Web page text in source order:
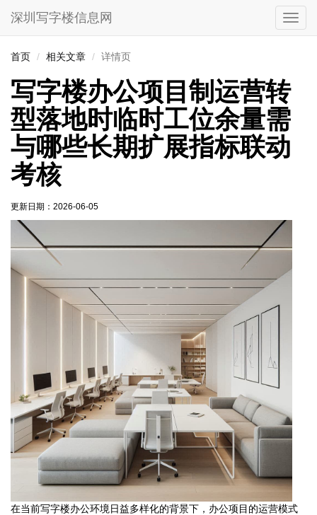
切
换
深圳写字楼信息网
首页 相关文章 详情页
写字楼办公项目制运营转
型落地时临时工位余量需
与哪些长期扩展指标联动
考核
更新日期： 2026-06-05
在当前写字楼办公环境日益多样化的背景下，办公项目的运营模式